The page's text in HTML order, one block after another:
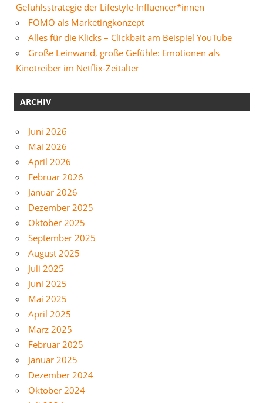
Gefühlsstrategie der Lifestyle-Influencer*innen
FOMO als Marketingkonzept
Alles für die Klicks – Clickbait am Beispiel YouTube
Große Leinwand, große Gefühle: Emotionen als
Kinotreiber im Netflix-Zeitalter
ARCHIV
Juni 2026
Mai 2026
April 2026
Februar 2026
Januar 2026
Dezember 2025
Oktober 2025
September 2025
August 2025
Juli 2025
Juni 2025
Mai 2025
April 2025
März 2025
Februar 2025
Januar 2025
Dezember 2024
Oktober 2024